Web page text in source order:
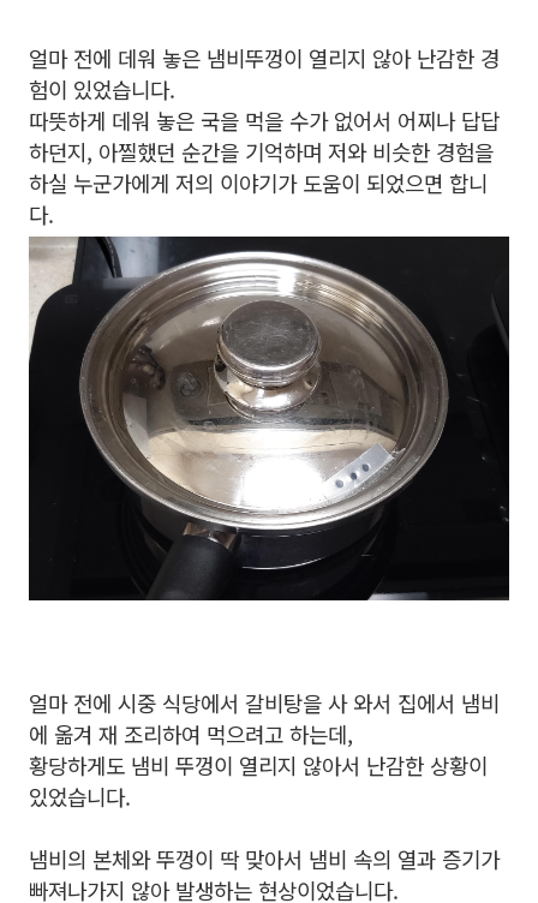
얼마 전에 데워 놓은 냄비뚜껑이 열리지 않아 난감한 경
험이 있었습니다.
따뜻하게 데워 놓은 국을 먹을 수가 없어서 어찌나 답답
하던지, 아찔했던 순간을 기억하며 저와 비슷한 경험을
하실 누군가에게 저의 이야기가 도움이 되었으면 합니
다.
얼마 전에 시중 식당에서 갈비탕을 사 와서 집에서 냄비
에 옮겨 재 조리하여 먹으려고 하는데,
황당하게도 냄비 뚜껑이 열리지 않아서 난감한 상황이
있었습니다.
냄비의 본체와 뚜껑이 딱 맞아서 냄비 속의 열과 증기가
빠져나가지 않아 발생하는 현상이었습니다.